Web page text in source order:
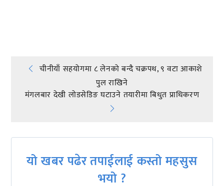
Post
navigation
चीनीयाँ सहयोगमा ८ लेनको बन्दै चक्रपथ, ९ वटा आकाशे
पुल राखिने
मंगलबार देखी लोडसेडिङ घटाउने तयारीमा बिधुत प्राधिकरण
यो खबर पढेर तपाईलाई कस्तो महसुस
भयो ?